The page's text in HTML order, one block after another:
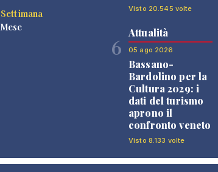
Settimana
Mese
Visto 20.545 volte
6
Attualità
05 ago 2026
Bassano-
Bardolino per la
Cultura 2029: i
dati del turismo
aprono il
confronto veneto
Visto 8.133 volte